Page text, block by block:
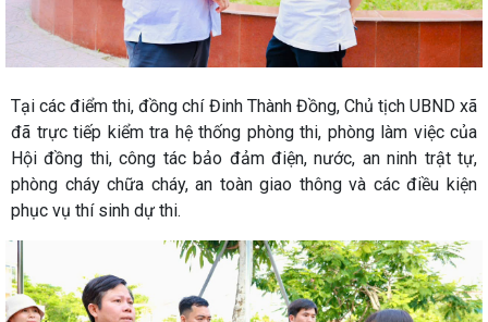
Tại các điểm thi, đồng chí Đinh Thành Đồng, Chủ tịch UBND xã
đã trực tiếp kiểm tra hệ thống phòng thi, phòng làm việc của
Hội đồng thi, công tác bảo đảm điện, nước, an ninh trật tự,
phòng cháy chữa cháy, an toàn giao thông và các điều kiện
phục vụ thí sinh dự thi.